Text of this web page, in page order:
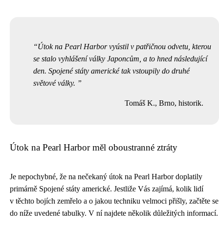
Útok na Pearl Harbor vyústil v patřičnou odvetu, kterou
se stalo vyhlášení války Japoncům, a to hned následující
den. Spojené státy americké tak vstoupily do druhé
světové války.
Tomáš K., Brno, historik.
Útok na Pearl Harbor měl oboustranné ztráty
Je nepochybné, že na nečekaný útok na Pearl Harbor doplatily
primárně Spojené státy americké. Jestliže Vás zajímá, kolik lidí
v těchto bojích zemřelo a o jakou techniku velmoci přišly, začtěte se
do níže uvedené tabulky. V ní najdete několik důležitých informací.